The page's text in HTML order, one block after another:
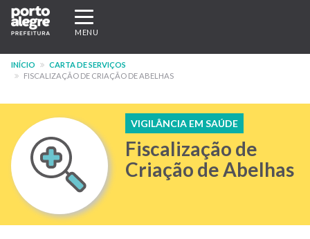
Pular
para
conteúdo
principal
Expandir/recolher
navegação
MENU
INÍCIO
CARTA DE SERVIÇOS
FISCALIZAÇÃO DE CRIAÇÃO DE ABELHAS
VIGILÂNCIA EM SAÚDE
Fiscalização de
Criação de Abelhas